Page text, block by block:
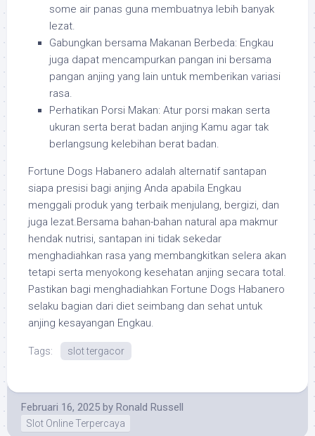
some air panas guna membuatnya lebih banyak
lezat.
Gabungkan bersama Makanan Berbeda: Engkau
juga dapat mencampurkan pangan ini bersama
pangan anjing yang lain untuk memberikan variasi
rasa.
Perhatikan Porsi Makan: Atur porsi makan serta
ukuran serta berat badan anjing Kamu agar tak
berlangsung kelebihan berat badan.
Fortune Dogs Habanero adalah alternatif santapan
siapa presisi bagi anjing Anda apabila Engkau
menggali produk yang terbaik menjulang, bergizi, dan
juga lezat.Bersama bahan-bahan natural apa makmur
hendak nutrisi, santapan ini tidak sekedar
menghadiahkan rasa yang membangkitkan selera akan
tetapi serta menyokong kesehatan anjing secara total.
Pastikan bagi menghadiahkan Fortune Dogs Habanero
selaku bagian dari diet seimbang dan sehat untuk
anjing kesayangan Engkau.
Tags: slot tergacor
Februari 16, 2025 by Ronald Russell
Slot Online Terpercaya